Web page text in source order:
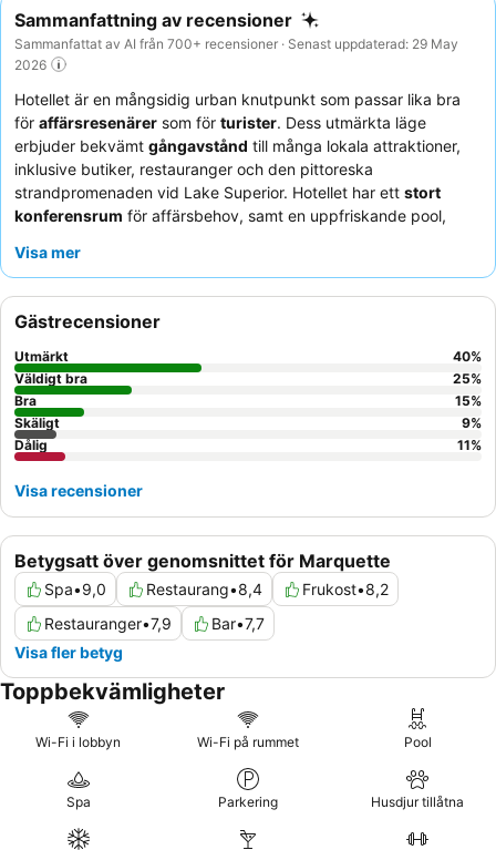
Sammanfattning av recensioner
Sammanfattat av AI från 700+ recensioner · Senast uppdaterad: 29 May
2026
Hotellet är en mångsidig urban knutpunkt som passar lika bra
för affärsresenärer som för turister. Dess utmärkta läge
erbjuder bekvämt gångavstånd till många lokala attraktioner,
inklusive butiker, restauranger och den pittoreska
strandpromenaden vid Lake Superior. Hotellet har ett stort
konferensrum för affärsbehov, samt en uppfriskande pool,
konsekvent den
kreativa middagsmeny och kvalitativa frukostalternativ. För en
lugnare vistelse, välj ett rum som vetter bort från poolområdet.
Visa mer
Betygsatt över genomsnittet för Marquette
Spa•9,0 Restaurang•8,4 Frukost•8,2
Restauranger•7,9 Bar•7,7
Visa fler betyg
Gästrecensioner
Utmärkt 40%
Väldigt bra
25%
Bra
15%
Skäligt
9%
Dålig
11%
Visa recensioner
Toppbekvämligheter
Wi-Fi i lobbyn Wi-Fi på rummet Pool
Spa Parkering Husdjur tillåtna